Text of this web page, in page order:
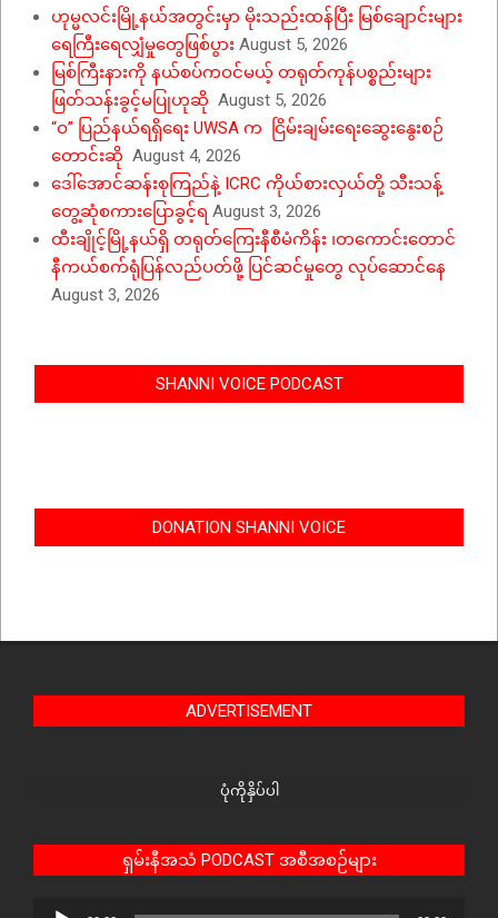
ဟုမ္မလင်းမြို့နယ်အတွင်းမှာ မိုးသည်းထန်ပြီး မြစ်ချောင်းများ
ရေကြီးရေလျှံမှုတွေဖြစ်ပွား August 5, 2026
မြစ်ကြီးနားကို နယ်စပ်ကဝင်မယ့် တရုတ်ကုန်ပစ္စည်းများ
ဖြတ်သန်းခွင့်မပြုဟုဆို August 5, 2026
“ဝ” ပြည်နယ်ရရှိရေး UWSA က ငြိမ်းချမ်းရေးဆွေးနွေးစဉ်
တောင်းဆို August 4, 2026
ဒေါ်အောင်ဆန်းစုကြည်နဲ့ ICRC ကိုယ်စားလှယ်တို့ သီးသန့်
တွေ့ဆုံစကားပြောခွင့်ရ August 3, 2026
ထီးချိုင့်မြို့နယ်ရှိ တရုတ်ကြေးနီစီမံကိန်း ၊တကောင်းတောင်
နီကယ်စက်ရုံပြန်လည်ပတ်ဖို့ ပြင်ဆင်မှုတွေ လုပ်ဆောင်နေ
August 3, 2026
SHANNI VOICE PODCAST
DONATION SHANNI VOICE
ADVERTISEMENT
ပုံကိုနှိပ်ပါ
ရှမ်းနီအသံ PODCAST အစီအစဉ်များ
Audio